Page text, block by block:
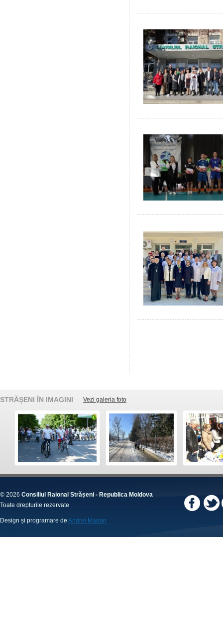
STRĂȘENI ÎN IMAGINI Vezi galeria foto
© 2026 Consiliul Raional Strășeni - Republica Moldova
Toate drepturile rezervate
Design și programare de Andrei Madan